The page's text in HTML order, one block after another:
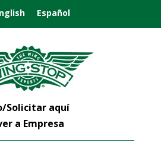
Español
Solicitar aquí
a Empresa